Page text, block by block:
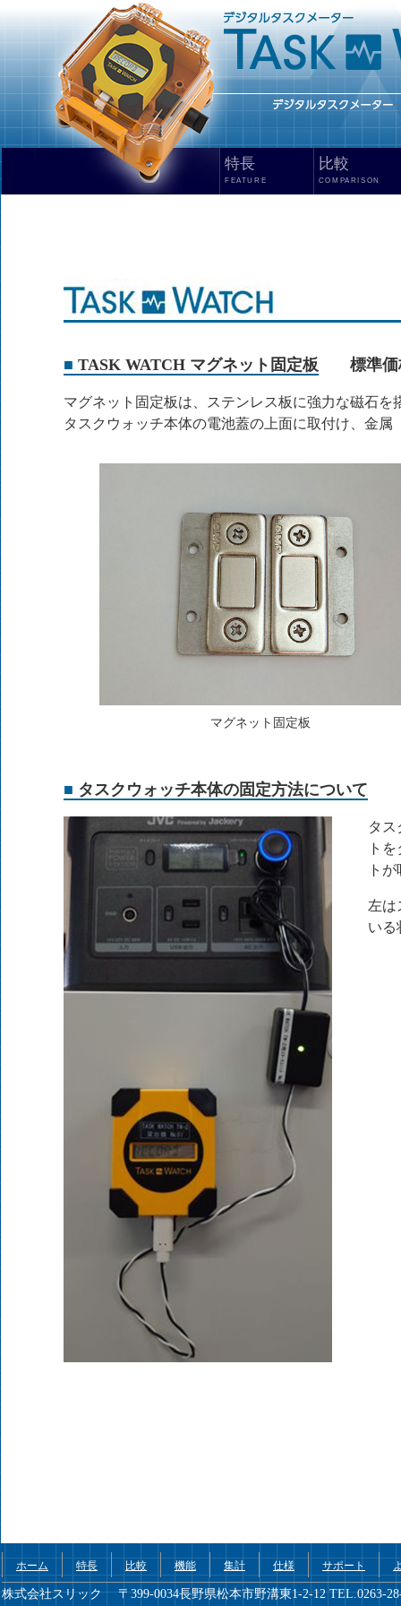
特長
FEATURE
比較
COMPARISON
TASK WATCH マグネット固定板 標準
マグネット固定板は、ステンレス板に強力な磁石を
タスクウォッチ本体の電池蓋の上面に取付け、金
マグネット固定板
タスクウォッチ本体の固定方法について
タ
ト
ト
左は
いる
ホーム 特長 比較 機能 集計 仕様 サポート
株式会社スリック〒399-0034長野県松本市野溝東1-2-12 TEL.0263-